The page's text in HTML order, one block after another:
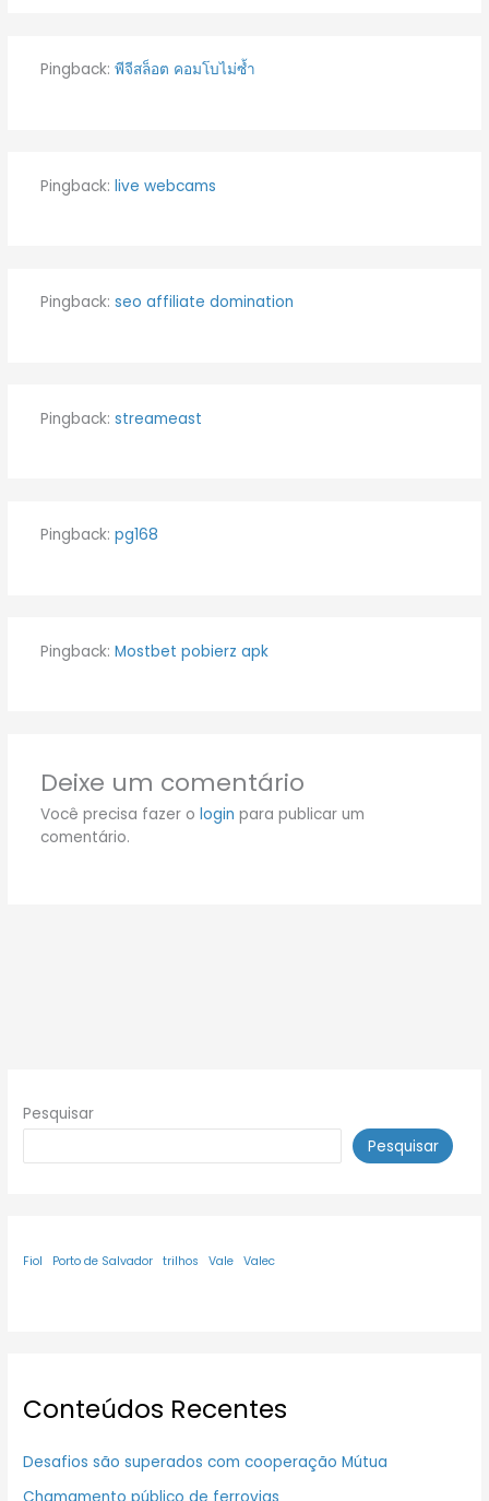
Pingback: พีจีสล็อต คอมโบไม่ซ้ำ
Pingback: live webcams
Pingback: seo affiliate domination
Pingback: streameast
Pingback: pg168
Pingback: Mostbet pobierz apk
Deixe um comentário
Você precisa fazer o login para publicar um
comentário.
Pesquisar
Pesquisar
Fiol Porto de Salvador trilhos Vale Valec
Conteúdos Recentes
Desafios são superados com cooperação Mútua